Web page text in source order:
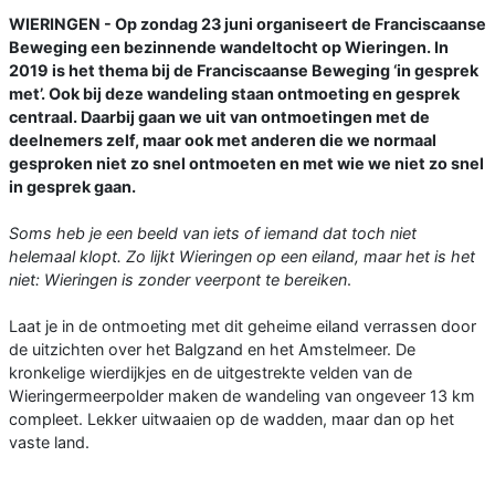
WIERINGEN - Op zondag 23 juni organiseert de Franciscaanse
Beweging een bezinnende wandeltocht op Wieringen. In
2019 is het thema bij de Franciscaanse Beweging ‘in gesprek
met’. Ook bij deze wandeling staan ontmoeting en gesprek
centraal. Daarbij gaan we uit van ontmoetingen met de
deelnemers zelf, maar ook met anderen die we normaal
gesproken niet zo snel ontmoeten en met wie we niet zo snel
in gesprek gaan.
Soms heb je een beeld van iets of iemand dat toch niet
helemaal klopt. Zo lijkt Wieringen op een eiland, maar het is het
niet: Wieringen is zonder veerpont te bereiken.
Laat je in de ontmoeting met dit geheime eiland verrassen door
de uitzichten over het Balgzand en het Amstelmeer. De
kronkelige wierdijkjes en de uitgestrekte velden van de
Wieringermeerpolder maken de wandeling van ongeveer 13 km
compleet. Lekker uitwaaien op de wadden, maar dan op het
vaste land.